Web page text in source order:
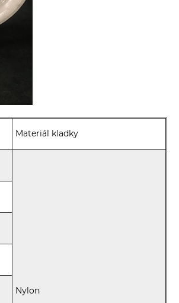
Materiál kladky
Nylon